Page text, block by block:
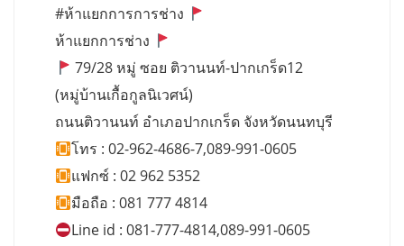
#ห้าแยกการการช่าง
ห้าแยกการช่าง
79/28 หมู่ ซอย ติวานนท์-ปากเกร็ด12
(หมู่บ้านเกื้อกูลนิเวศน์)
ถนนติวานนท์ อำเภอปากเกร็ด จังหวัดนนทบุรี
โทร : 02-962-4686-7,089-991-0605
แฟกซ์ : 02 962 5352
มือถือ : 081 777 4814
Line id : 081-777-4814,089-991-0605